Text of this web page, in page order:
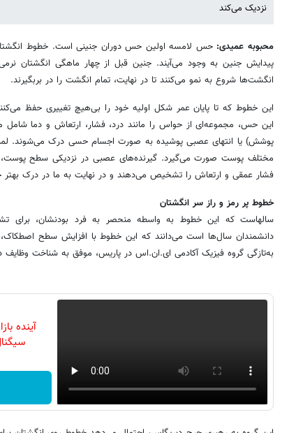
نزدیک می‌کند
محبوبه عمیدی:
پیدایش جنین به وجود می‌آیند. جنین قبل از چهار ماهگی انگشتان
انگشت‌ها شروع به نمو می‌کنند تا در نهایت، تمام انگشت را در بر‌بگیرند.
این خطوط که تا پایان عمر شکل اولیه خود را بی‌هیچ تغییری حفظ
این حس، مجموعه‌ای از حواس را مانند درد، فشار، ارتعاش و دما شامل
پوشش) یا انتهای عصبی پوشیده به صورت اجسام حسی درک می‌شوند.
مختلف پوست صورت می‌گیرد. گیرنده‌های عصبی در نزدیکی سطح پوست،
فشار عمقی و ارتعاش را تشخیص می‌دهند و در نهایت به ما در درک بهتر
خطوط پر رمز و راز سر انگشتان
سالهاست که این خطوط به واسطه منحصر به فرد بودنشان، برای
دانشمندان سال‌ها است می‌دانند که این خطوط با افزایش سطح
به‌تازگی گروه فیزیک آکادمی ای.ان.اس در پاریس، موفق به شناخت
آینده